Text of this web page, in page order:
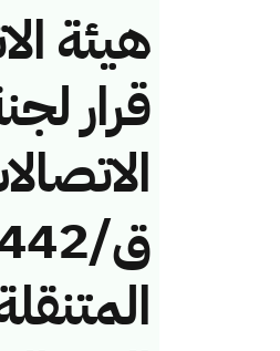
هيئة
قرار